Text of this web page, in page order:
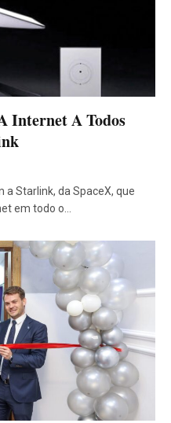
Internet A Todos
a Starlink, da SpaceX, que
em todo o…